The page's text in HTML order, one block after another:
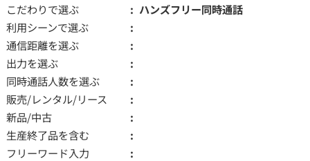
こだわりで選ぶ
ハンズフリー同時通話
利用シーンで選ぶ
通信距離を選ぶ
出力を選ぶ
同時通話人数を選ぶ
販売/レンタル/リース
新品/中古
生産終了品を含む
フリーワード入力